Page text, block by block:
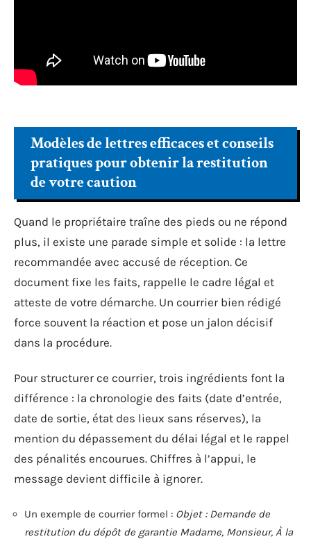
Modèles de lettres efficaces et conseils
pratiques pour obtenir la restitution
de votre caution
Quand le propriétaire traîne des pieds ou ne répond
plus, il existe une parade simple et solide : la lettre
recommandée avec accusé de réception. Ce
document fixe les faits, rappelle le cadre légal et
atteste de votre démarche. Un courrier bien rédigé
force souvent la réaction et pose un jalon décisif
dans la procédure.
Pour structurer ce courrier, trois ingrédients font la
différence : la chronologie des faits (date d’entrée,
date de sortie, état des lieux sans réserves), la
mention du dépassement du délai légal et le rappel
des pénalités encourues. Chiffres à l’appui, le
message devient difficile à ignorer.
Un exemple de courrier formel : Objet : Demande de
restitution du dépôt de garantie Madame, Monsieur, À la